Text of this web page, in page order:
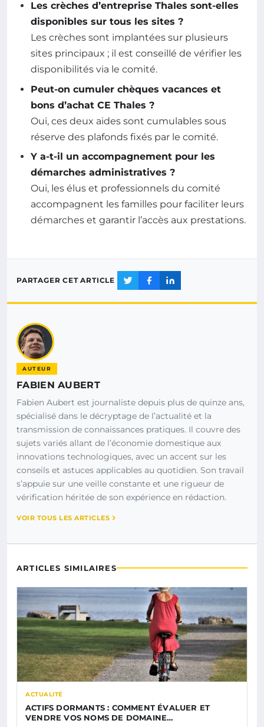
Les crèches d’entreprise Thales sont-elles
disponibles sur tous les sites ?
Les crèches sont implantées sur plusieurs
sites principaux ; il est conseillé de vérifier les
disponibilités via le comité.
Peut-on cumuler chèques vacances et
bons d’achat CE Thales ?
Oui, ces deux aides sont cumulables sous
réserve des plafonds fixés par le comité.
Y a-t-il un accompagnement pour les
démarches administratives ?
Oui, les élus et professionnels du comité
accompagnent les familles pour faciliter leurs
démarches et garantir l’accès aux prestations.
PARTAGER CET ARTICLE
AUTEUR
FABIEN AUBERT
Fabien Aubert est journaliste depuis plus de quinze ans,
spécialisé dans le décryptage de l’actualité et la
transmission de connaissances pratiques. Il couvre des
sujets variés allant de l’économie domestique aux
innovations technologiques, avec un accent sur les
conseils et astuces applicables au quotidien. Son travail
s’appuie sur une veille constante et une rigueur de
vérification héritée de son expérience en rédaction.
VOIR TOUS LES ARTICLES
ARTICLES SIMILAIRES
ACTUALITÉ
ACTIFS DORMANTS : COMMENT ÉVALUER ET
VENDRE VOS NOMS DE DOMAINE…